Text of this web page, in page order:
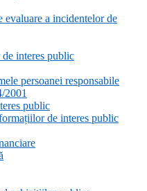
evaluare a incidentelor de
interes public
persoanei responsabile
2001
public
de interes public